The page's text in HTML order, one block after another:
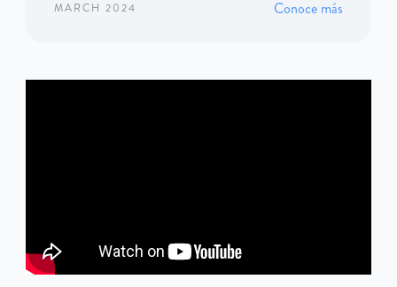
MARCH 2024 Conoce más